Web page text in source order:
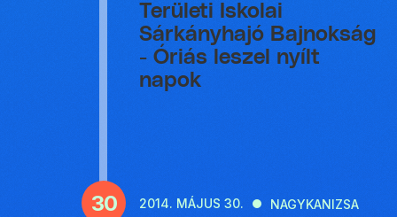
Területi Iskolai
Sárkányhajó Bajnokság
- Óriás leszel nyílt
napok
30 2014. MÁJUS 30. NAGYKANIZSA